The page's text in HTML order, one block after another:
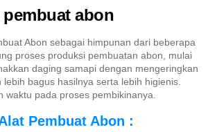
abon
Abon sebagai himpunan dari beberapa
proses produksi pembuatan abon, mulai
daging samapi dengan mengeringkan
bagus hasilnya serta lebih higienis.
waktu pada proses pembikinanya.
Pembuat Abon :